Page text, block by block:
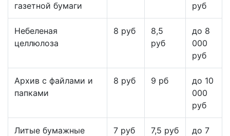
газетной бумаги
руб
Небеленая
целлюлоза
8 руб
8,5
руб
до 8
000
руб
Архив с файлами и
папками
8 руб 9 рб
до 10
000
руб
Литые бумажные
7 руб 7,5 руб
до 7